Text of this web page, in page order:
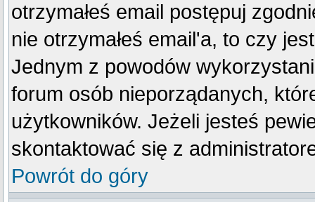
otrzymałeś email postępuj
nie otrzymałeś email'a, to czy
Jednym z powodów
forum osób nieporządanych,
użytkowników. Jeżeli jesteś
skontaktować się z
Powrót do góry